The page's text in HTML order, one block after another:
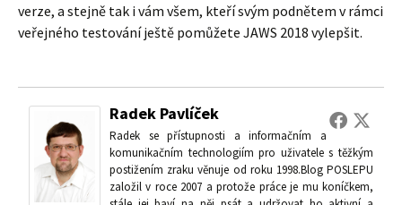
verze, a stejně tak i vám všem, kteří svým podnětem v rámci
veřejného testování ještě pomůžete JAWS 2018 vylepšit.
Radek Pavlíček
Radek se přístupnosti a informačním a
komunikačním technologiím pro uživatele s těžkým
postižením zraku věnuje od roku 1998.Blog POSLEPU
založil v roce 2007 a protože práce je mu koníčkem,